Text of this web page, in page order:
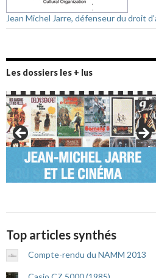
Jean Michel Jarre, défenseur du droit
Les dossiers les + lus
Top articles synthés
Compte-rendu du NAMM 2013